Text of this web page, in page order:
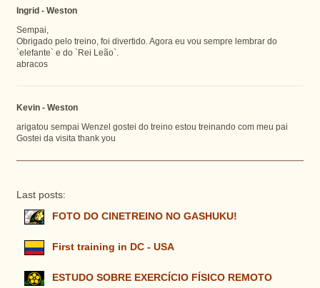
Ingrid - Weston
Sempai,
Obrigado pelo treino, foi divertido. Agora eu vou sempre lembrar do
`elefante` e do `Rei Leão`.
abracos
Kevin - Weston
arigatou sempai Wenzel gostei do treino estou treinando com meu pai
Gostei da visita thank you
Last posts:
FOTO DO CINETREINO NO GASHUKU!
First training in DC - USA
ESTUDO SOBRE EXERCÍCIO FÍSICO REMOTO